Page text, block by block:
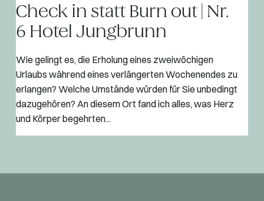
Check in statt Burn out | Nr.
6 Hotel Jungbrunn
Wie gelingt es, die Erholung eines zweiwöchigen
Urlaubs während eines verlängerten Wochenendes zu
erlangen? Welche Umstände würden für Sie unbedingt
dazugehören? An diesem Ort fand ich alles, was Herz
und Körper begehrten...